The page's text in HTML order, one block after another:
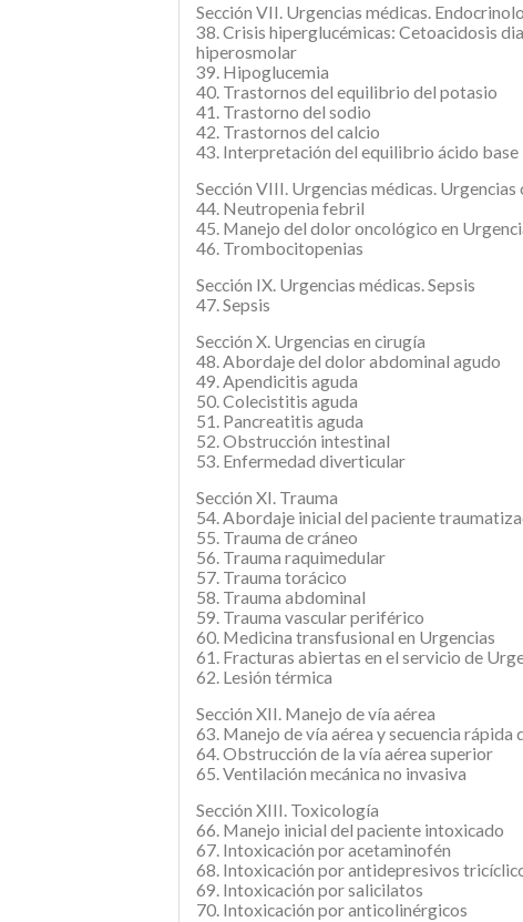
Sección VII. Urgencias médicas.
38. Crisis hiperglucémicas: Cetoacidosis
hiperosmolar
39. Hipoglucemia
40. Trastornos del equilibrio del potasio
41. Trastorno del sodio
42. Trastornos del calcio
43. Interpretación del equilibrio ácido base
Sección VIII. Urgencias médicas. Urgencias
44. Neutropenia febril
45. Manejo del dolor oncológico en
46. Trombocitopenias
Sección IX. Urgencias médicas. Sepsis
47. Sepsis
Sección X. Urgencias en cirugía
48. Abordaje del dolor abdominal agudo
49. Apendicitis aguda
50. Colecistitis aguda
51. Pancreatitis aguda
52. Obstrucción intestinal
53. Enfermedad diverticular
Sección XI. Trauma
54. Abordaje inicial del paciente
55. Trauma de cráneo
56. Trauma raquimedular
57. Trauma torácico
58. Trauma abdominal
59. Trauma vascular periférico
60. Medicina transfusional en Urgencias
61. Fracturas abiertas en el servicio de
62. Lesión térmica
Sección XII. Manejo de vía aérea
63. Manejo de vía aérea y secuencia rápida
64. Obstrucción de la vía aérea superior
65. Ventilación mecánica no invasiva
Sección XIII. Toxicología
66. Manejo inicial del paciente intoxicado
67. Intoxicación por acetaminofén
68. Intoxicación por antidepresivos
69. Intoxicación por salicilatos
70. Intoxicación por anticolinérgicos